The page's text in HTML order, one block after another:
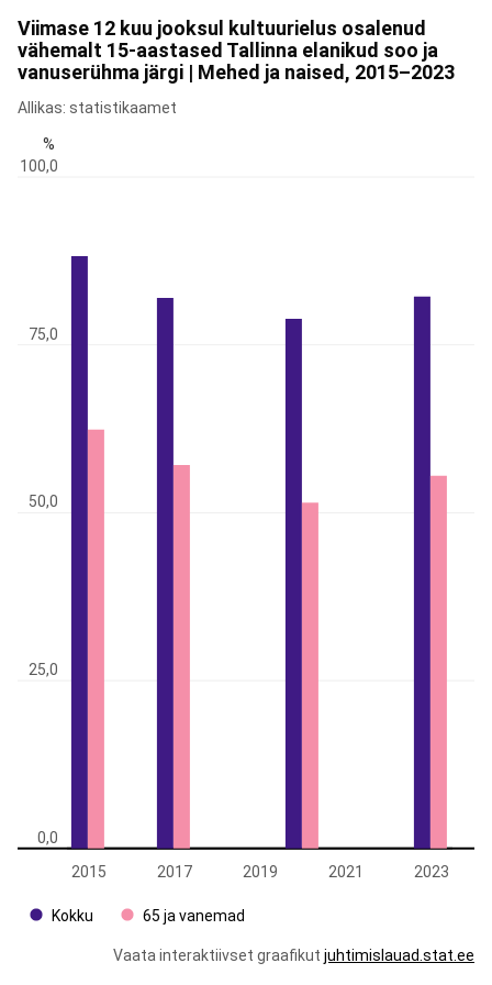
Viimase 12 kuu jooksul kultuurielus osalenud
vähemalt 15-aastased Tallinna elanikud soo ja
vanuserühma järgi | Mehed ja naised, 2015–2023
Allikas: statistikaamet
2015 2017 2019 2021 2023
0,0
25,0
50,0
75,0
100,0
%
Kokku 65 ja vanemad
Vaata interaktiivset graafikut juhtimislauad.stat.ee